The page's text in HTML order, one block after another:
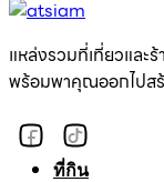
แหล่งรวมที่เที่ยวและ
พร้อมพาคุณออกไปส
ที่กิน